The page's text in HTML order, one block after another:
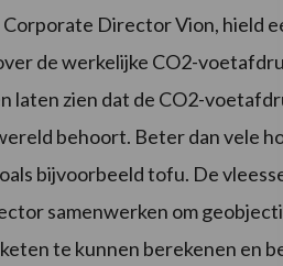
Director Vion, hield
de werkelijke CO2-
laten zien dat de CO2-
behoort. Beter dan vele
bijvoorbeeld tofu. De
samenwerken om
te kunnen berekenen en